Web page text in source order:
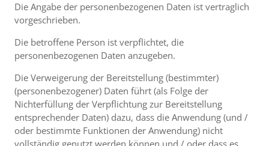
Die Angabe der personenbezogenen Daten ist vertraglich
vorgeschrieben.
Die betroffene Person ist verpflichtet, die
personenbezogenen Daten anzugeben.
Die Verweigerung der Bereitstellung (bestimmter)
(personenbezogener) Daten führt (als Folge der
Nichterfüllung der Verpflichtung zur Bereitstellung
entsprechender Daten) dazu, dass die Anwendung (und /
oder bestimmte Funktionen der Anwendung) nicht
vollständig genutzt werden können und / oder dass es